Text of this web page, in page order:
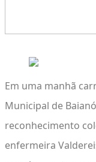
Em uma manhã
Municipal de
reconhecimento
enfermeira